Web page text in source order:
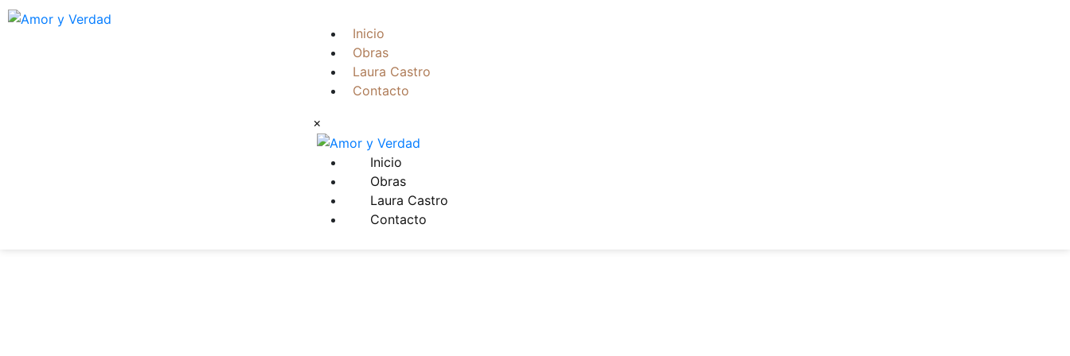
https://soyverita.com/
Inicio
Obras
Laura Castro
Contacto
×
Inicio
Obras
Laura Castro
Contacto